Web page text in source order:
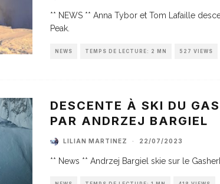
** NEWS ** Anna Tybor et Tom Lafaille
Peak.
NEWS TEMPS DE LECTURE: 2 MN 527 VIEWS
DESCENTE À SKI DU
PAR ANDRZEJ BARGIEL
LILIAN MARTINEZ · 22/07/2023
** News ** Andrzej Bargiel skie sur le